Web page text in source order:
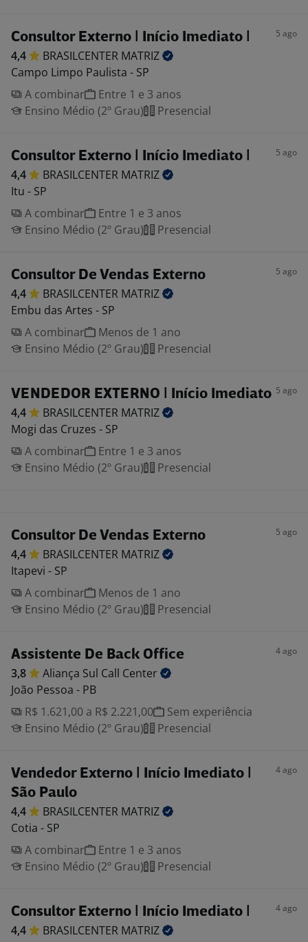
Consultor Externo | Início Imediato | 5 ago
4,4 BRASILCENTER MATRIZ
Campo Limpo Paulista - SP
A combinar
Entre 1 e 3 anos
Ensino Médio (2º Grau)
Presencial
Consultor Externo | Início Imediato | 5 ago
4,4 BRASILCENTER MATRIZ
Itu - SP
A combinar
Entre 1 e 3 anos
Ensino Médio (2º Grau)
Presencial
Consultor De Vendas Externo 5 ago
4,4 BRASILCENTER MATRIZ
Embu das Artes - SP
A combinar
Menos de 1 ano
Ensino Médio (2º Grau)
Presencial
VENDEDOR EXTERNO | Início Imediato 5 ago
4,4 BRASILCENTER MATRIZ
Mogi das Cruzes - SP
A combinar
Entre 1 e 3 anos
Ensino Médio (2º Grau)
Presencial
Consultor De Vendas Externo 5 ago
4,4 BRASILCENTER MATRIZ
Itapevi - SP
A combinar
Menos de 1 ano
Ensino Médio (2º Grau)
Presencial
Assistente De Back Office 4 ago
3,8 Aliança Sul Call Center
João Pessoa - PB
R$ 1.621,00 a R$ 2.221,00
Sem experiência
Ensino Médio (2º Grau)
Presencial
Vendedor Externo | Início Imediato |
São Paulo
4 ago
4,4 BRASILCENTER MATRIZ
Cotia - SP
A combinar
Entre 1 e 3 anos
Ensino Médio (2º Grau)
Presencial
Consultor Externo | Início Imediato | 4 ago
4,4 BRASILCENTER MATRIZ